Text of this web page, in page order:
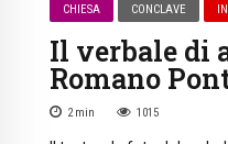
CHIESA CONCLAVE
Il verbale di
Romano
2 min 1015